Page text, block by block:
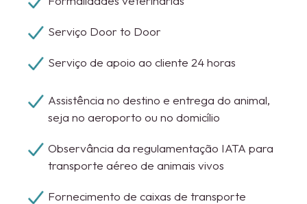
Serviço Door to Door
Serviço de apoio ao cliente 24 horas
Assistência no destino e entrega do animal,
seja no aeroporto ou no domicílio
Observância da regulamentação IATA para
transporte aéreo de animais vivos
Fornecimento de caixas de transporte